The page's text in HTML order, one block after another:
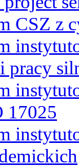
CSZ z
pracy
17025